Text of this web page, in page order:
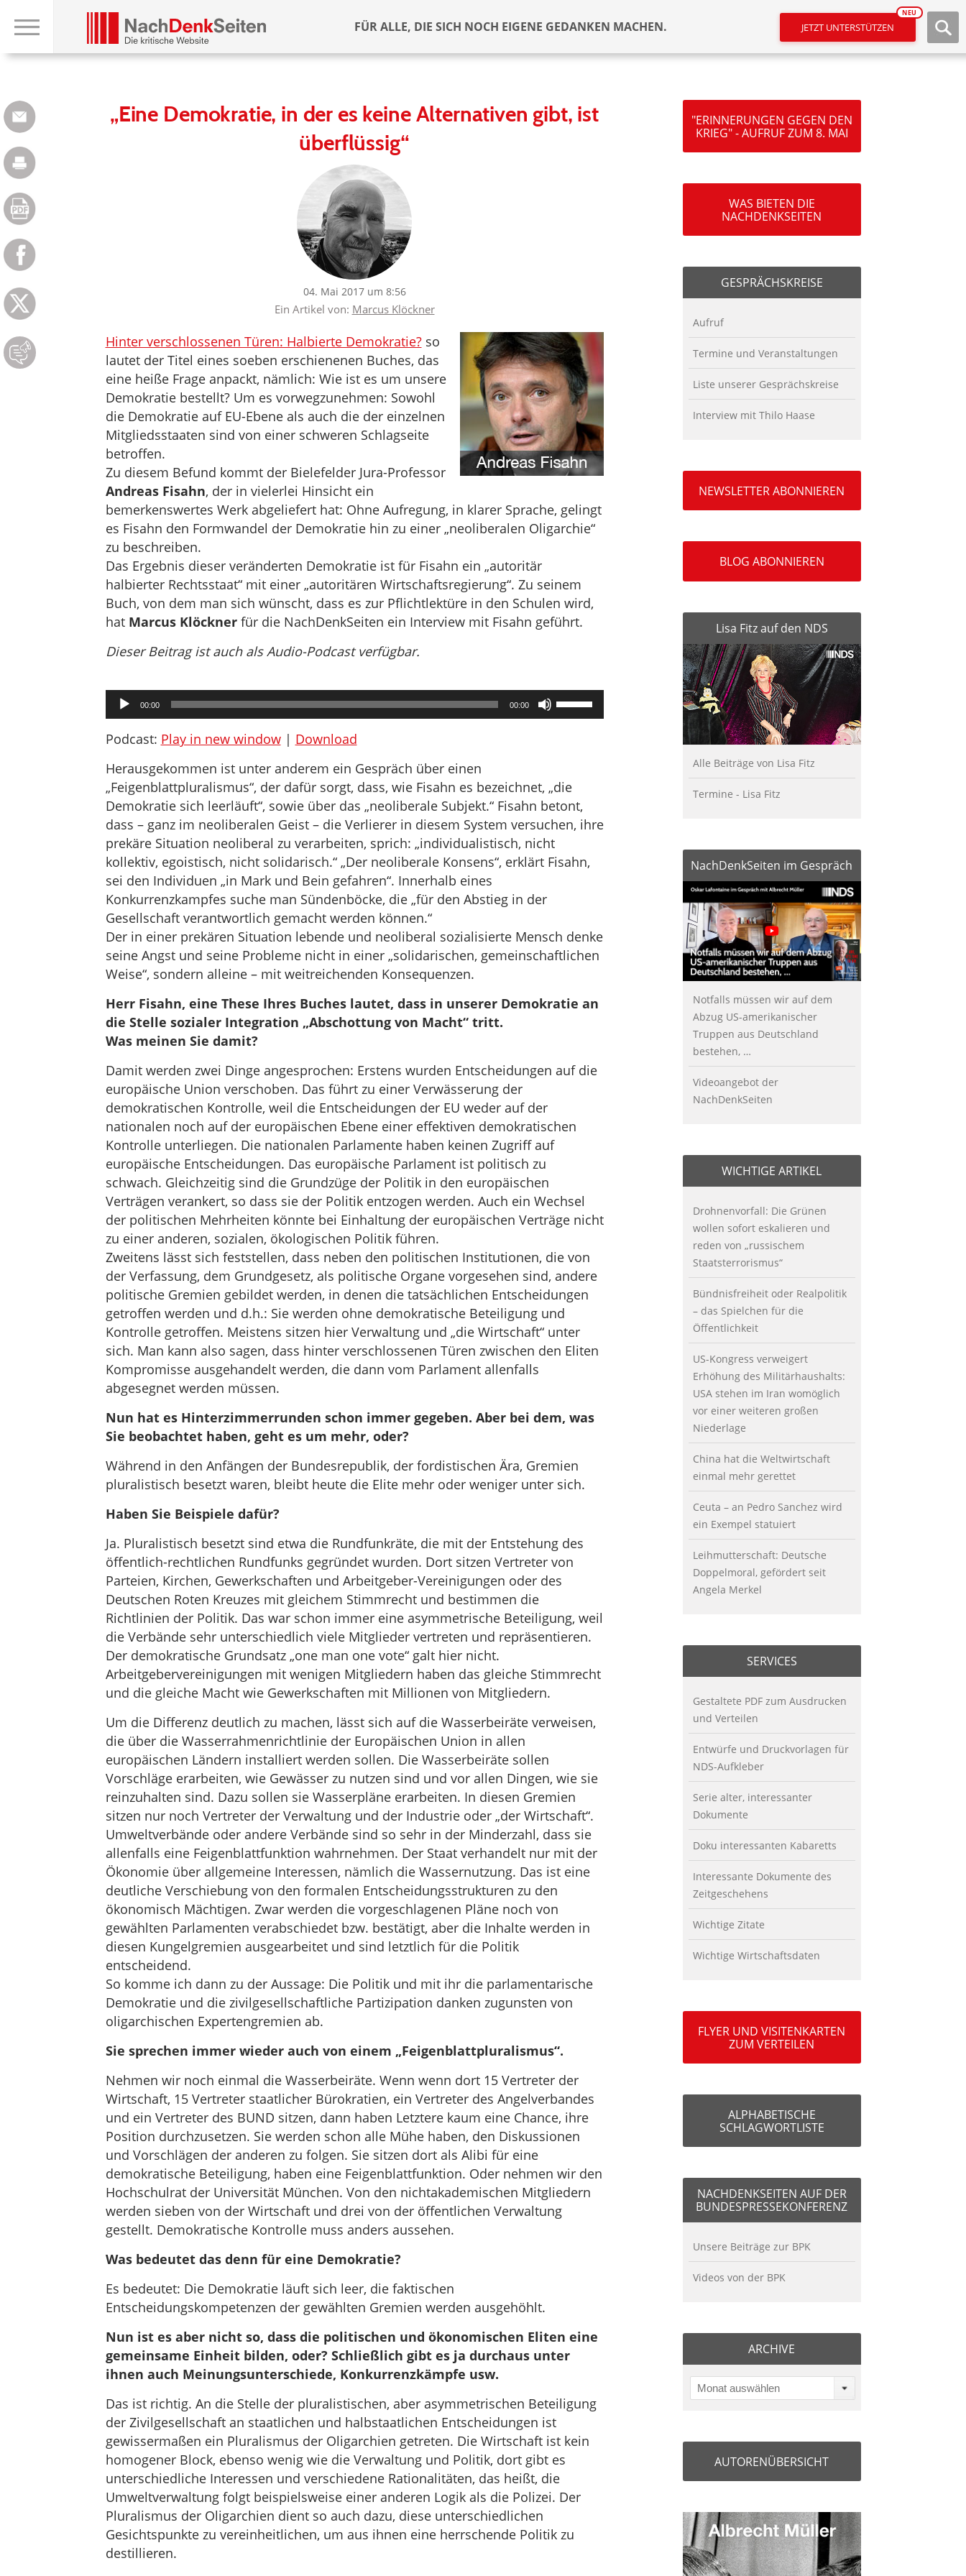
FÜR ALLE, DIE SICH NOCH EIGENE GEDANKEN MACHEN. JETZT UNTERSTÜTZEN
NEU
„Eine Demokratie, in der es keine Alternativen gibt, ist
überflüssig“
04. Mai 2017 um 8:56
Ein Artikel von: Marcus Klöckner
Hinter verschlossenen Türen: Halbierte Demokratie?so
lautet der Titel eines soeben erschienenen Buches, das
eine heiße Frage anpackt, nämlich: Wie ist es um unsere
Demokratie bestellt? Um es vorwegzunehmen: Sowohl
die Demokratie auf EU-Ebene als auch die der einzelnen
Mitgliedsstaaten sind von einer schweren Schlagseite
betroffen.
Zu diesem Befund kommt der Bielefelder Jura-Professor
Andreas Fisahn, der in vielerlei Hinsicht ein
bemerkenswertes Werk abgeliefert hat: Ohne Aufregung, in klarer Sprache, gelingt
es Fisahn den Formwandel der Demokratie hin zu einer „neoliberalen Oligarchie“
zu beschreiben.
Das Ergebnis dieser veränderten Demokratie ist für Fisahn ein „autoritär
halbierter Rechtsstaat“ mit einer „autoritären Wirtschaftsregierung“. Zu seinem
Buch, von dem man sich wünscht, dass es zur Pflichtlektüre in den Schulen wird,
hat Marcus Klöcknerfür die NachDenkSeiten ein Interview mit Fisahn geführt.
Dieser Beitrag ist auch als Audio-Podcast verfügbar.
Audio-
Player
00:00 00:00
Pfeiltasten
Hoch/Runter
Lautstärke
zu
regeln.
Podcast: Play in new window| Download
Herausgekommen ist unter anderem ein Gespräch über einen
„Feigenblattpluralismus“, der dafür sorgt, dass, wie Fisahn es bezeichnet, „die
Demokratie sich leerläuft“, sowie über das „neoliberale Subjekt.“ Fisahn betont,
dass – ganz im neoliberalen Geist – die Verlierer in diesem System versuchen, ihre
prekäre Situation neoliberal zu verarbeiten, sprich: „individualistisch, nicht
kollektiv, egoistisch, nicht solidarisch.“ „Der neoliberale Konsens“, erklärt Fisahn,
sei den Individuen „in Mark und Bein gefahren“. Innerhalb eines
Konkurrenzkampfes suche man Sündenböcke, die „für den Abstieg in der
Gesellschaft verantwortlich gemacht werden können.“
Der in einer prekären Situation lebende und neoliberal sozialisierte Mensch denke
seine Angst und seine Probleme nicht in einer „solidarischen, gemeinschaftlichen
Weise“, sondern alleine – mit weitreichenden Konsequenzen.
Herr Fisahn, eine These Ihres Buches lautet, dass in unserer Demokratie an
die Stelle sozialer Integration „Abschottung von Macht“ tritt.
Was meinen Sie damit?
Damit werden zwei Dinge angesprochen: Erstens wurden Entscheidungen auf die
europäische Union verschoben. Das führt zu einer Verwässerung der
demokratischen Kontrolle, weil die Entscheidungen der EU weder auf der
nationalen noch auf der europäischen Ebene einer effektiven demokratischen
Kontrolle unterliegen. Die nationalen Parlamente haben keinen Zugriff auf
europäische Entscheidungen. Das europäische Parlament ist politisch zu
schwach. Gleichzeitig sind die Grundzüge der Politik in den europäischen
Verträgen verankert, so dass sie der Politik entzogen werden. Auch ein Wechsel
der politischen Mehrheiten könnte bei Einhaltung der europäischen Verträge nicht
zu einer anderen, sozialen, ökologischen Politik führen.
Zweitens lässt sich feststellen, dass neben den politischen Institutionen, die von
der Verfassung, dem Grundgesetz, als politische Organe vorgesehen sind, andere
politische Gremien gebildet werden, in denen die tatsächlichen Entscheidungen
getroffen werden und d.h.: Sie werden ohne demokratische Beteiligung und
Kontrolle getroffen. Meistens sitzen hier Verwaltung und „die Wirtschaft“ unter
sich. Man kann also sagen, dass hinter verschlossenen Türen zwischen den Eliten
Kompromisse ausgehandelt werden, die dann vom Parlament allenfalls
abgesegnet werden müssen.
Nun hat es Hinterzimmerrunden schon immer gegeben. Aber bei dem, was
Sie beobachtet haben, geht es um mehr, oder?
Während in den Anfängen der Bundesrepublik, der fordistischen Ära, Gremien
pluralistisch besetzt waren, bleibt heute die Elite mehr oder weniger unter sich.
Haben Sie Beispiele dafür?
Ja. Pluralistisch besetzt sind etwa die Rundfunkräte, die mit der Entstehung des
öffentlich-rechtlichen Rundfunks gegründet wurden. Dort sitzen Vertreter von
Parteien, Kirchen, Gewerkschaften und Arbeitgeber-Vereinigungen oder des
Deutschen Roten Kreuzes mit gleichem Stimmrecht und bestimmen die
Richtlinien der Politik. Das war schon immer eine asymmetrische Beteiligung, weil
die Verbände sehr unterschiedlich viele Mitglieder vertreten und repräsentieren.
Der demokratische Grundsatz „one man one vote“ galt hier nicht.
Arbeitgebervereinigungen mit wenigen Mitgliedern haben das gleiche Stimmrecht
und die gleiche Macht wie Gewerkschaften mit Millionen von Mitgliedern.
Um die Differenz deutlich zu machen, lässt sich auf die Wasserbeiräte verweisen,
die über die Wasserrahmenrichtlinie der Europäischen Union in allen
europäischen Ländern installiert werden sollen. Die Wasserbeiräte sollen
Vorschläge erarbeiten, wie Gewässer zu nutzen sind und vor allen Dingen, wie sie
reinzuhalten sind. Dazu sollen sie Wasserpläne erarbeiten. In diesen Gremien
sitzen nur noch Vertreter der Verwaltung und der Industrie oder „der Wirtschaft“.
Umweltverbände oder andere Verbände sind so sehr in der Minderzahl, dass sie
allenfalls eine Feigenblattfunktion wahrnehmen. Der Staat verhandelt nur mit der
Ökonomie über allgemeine Interessen, nämlich die Wassernutzung. Das ist eine
deutliche Verschiebung von den formalen Entscheidungsstrukturen zu den
ökonomisch Mächtigen. Zwar werden die vorgeschlagenen Pläne noch von
gewählten Parlamenten verabschiedet bzw. bestätigt, aber die Inhalte werden in
diesen Kungelgremien ausgearbeitet und sind letztlich für die Politik
entscheidend.
So komme ich dann zu der Aussage: Die Politik und mit ihr die parlamentarische
Demokratie und die zivilgesellschaftliche Partizipation danken zugunsten von
oligarchischen Expertengremien ab.
Sie sprechen immer wieder auch von einem „Feigenblattpluralismus“.
Nehmen wir noch einmal die Wasserbeiräte. Wenn wenn dort 15 Vertreter der
Wirtschaft, 15 Vertreter staatlicher Bürokratien, ein Vertreter des Angelverbandes
und ein Vertreter des BUND sitzen, dann haben Letztere kaum eine Chance, ihre
Position durchzusetzen. Sie werden schon alle Mühe haben, den Diskussionen
und Vorschlägen der anderen zu folgen. Sie sitzen dort als Alibi für eine
demokratische Beteiligung, haben eine Feigenblattfunktion. Oder nehmen wir den
Hochschulrat der Universität München. Von den nichtakademischen Mitgliedern
werden sieben von der Wirtschaft und drei von der öffentlichen Verwaltung
gestellt. Demokratische Kontrolle muss anders aussehen.
Was bedeutet das denn für eine Demokratie?
Es bedeutet: Die Demokratie läuft sich leer, die faktischen
Entscheidungskompetenzen der gewählten Gremien werden ausgehöhlt.
Nun ist es aber nicht so, dass die politischen und ökonomischen Eliten eine
gemeinsame Einheit bilden, oder? Schließlich gibt es ja durchaus unter
ihnen auch Meinungsunterschiede, Konkurrenzkämpfe usw.
Das ist richtig. An die Stelle der pluralistischen, aber asymmetrischen Beteiligung
der Zivilgesellschaft an staatlichen und halbstaatlichen Entscheidungen ist
gewissermaßen ein Pluralismus der Oligarchien getreten. Die Wirtschaft ist kein
homogener Block, ebenso wenig wie die Verwaltung und Politik, dort gibt es
unterschiedliche Interessen und verschiedene Rationalitäten, das heißt, die
Umweltverwaltung folgt beispielsweise einer anderen Logik als die Polizei. Der
Pluralismus der Oligarchien dient so auch dazu, diese unterschiedlichen
Gesichtspunkte zu vereinheitlichen, um aus ihnen eine herrschende Politik zu
destillieren.
"ERINNERUNGEN GEGEN DEN
KRIEG" - AUFRUF ZUM 8. MAI
WAS BIETEN DIE
NACHDENKSEITEN
GESPRÄCHSKREISE
Aufruf
Termine und Veranstaltungen
Liste unserer Gesprächskreise
Interview mit Thilo Haase
NEWSLETTER ABONNIEREN
BLOG ABONNIEREN
Lisa Fitz auf den NDS
Alle Beiträge von Lisa Fitz
Termine - Lisa Fitz
NachDenkSeiten im Gespräch
Notfalls müssen wir auf dem
Abzug US-amerikanischer
Truppen aus Deutschland
bestehen, …
Videoangebot der
NachDenkSeiten
WICHTIGE ARTIKEL
Drohnenvorfall: Die Grünen
wollen sofort eskalieren und
reden von „russischem
Staatsterrorismus“
Bündnisfreiheit oder Realpolitik
– das Spielchen für die
Öffentlichkeit
US-Kongress verweigert
Erhöhung des Militärhaushalts:
USA stehen im Iran womöglich
vor einer weiteren großen
Niederlage
China hat die Weltwirtschaft
einmal mehr gerettet
Ceuta – an Pedro Sanchez wird
ein Exempel statuiert
Leihmutterschaft: Deutsche
Doppelmoral, gefördert seit
Angela Merkel
SERVICES
Gestaltete PDF zum Ausdrucken
und Verteilen
Entwürfe und Druckvorlagen für
NDS-Aufkleber
Serie alter, interessanter
Dokumente
Doku interessanten Kabaretts
Interessante Dokumente des
Zeitgeschehens
Wichtige Zitate
Wichtige Wirtschaftsdaten
FLYER UND VISITENKARTEN
ZUM VERTEILEN
ALPHABETISCHE
SCHLAGWORTLISTE
NACHDENKSEITEN AUF DER
BUNDESPRESSEKONFERENZ
Unsere Beiträge zur BPK
Videos von der BPK
ARCHIVE
Monat auswählen
AUTORENÜBERSICHT